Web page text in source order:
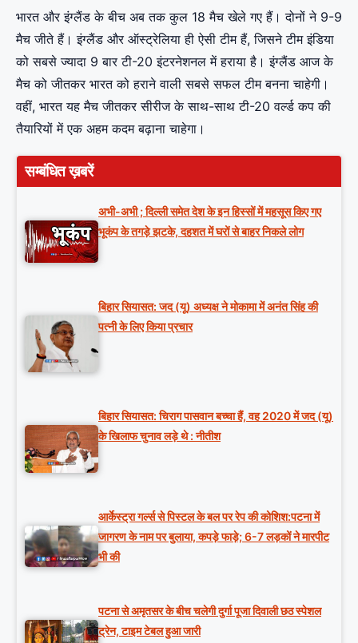
भारत और इंग्लैंड के बीच अब तक कुल 18 मैच खेले गए हैं। दोनों ने 9-9
मैच जीते हैं। इंग्लैंड और ऑस्ट्रेलिया ही ऐसी टीम हैं, जिसने टीम इंडिया
को सबसे ज्यादा 9 बार टी-20 इंटरनेशनल में हराया है। इंग्लैंड आज के
मैच को जीतकर भारत को हराने वाली सबसे सफल टीम बनना चाहेगी।
वहीं, भारत यह मैच जीतकर सीरीज के साथ-साथ टी-20 वर्ल्ड कप की
तैयारियों में एक अहम कदम बढ़ाना चाहेगा।
सम्बंधित ख़बरें
अभी-अभी ; दिल्ली समेत देश के इन हिस्सों में महसूस किए गए
भूकंप के तगड़े झटके, दहशत में घरों से बाहर निकले लोग
बिहार सियासत: जद (यू) अध्यक्ष ने मोकामा में अनंत सिंह की
पत्नी के लिए किया प्रचार
बिहार सियासत: चिराग पासवान बच्चा हैं, वह 2020 में जद (यू)
के खिलाफ चुनाव लड़े थे : नीतीश
आर्केस्ट्रा गर्ल्स से पिस्टल के बल पर रेप की कोशिश:पटना में
जागरण के नाम पर बुलाया, कपड़े फाड़े; 6-7 लड़कों ने मारपीट
भी की
पटना से अमृतसर के बीच चलेगी दुर्गा पूजा दिवाली छठ स्पेशल
ट्रेन, टाइम टेबल हुआ जारी